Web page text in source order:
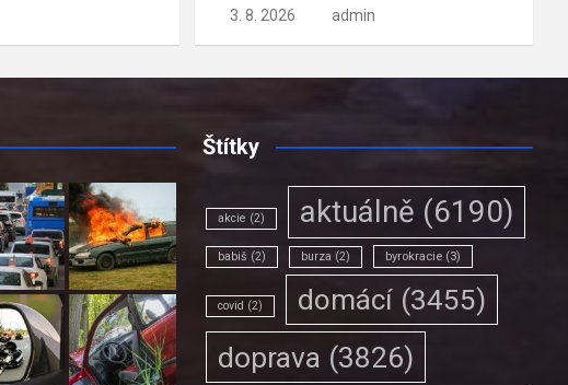
3. 8. 2026 admin
Štítky
akcie (2) aktuálně (6190)
babiš (2) burza (2) byrokracie (3)
covid (2) domácí (3455)
doprava (3826)